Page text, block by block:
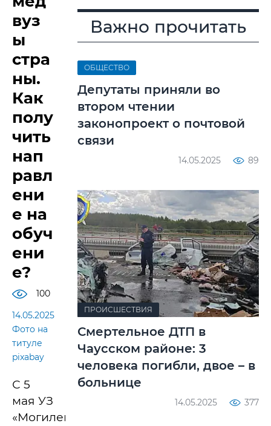
вуз
ы
стра
ны.
Как
полу
чить
нап
равл
ени
е на
обуч
ени
е?
100
14.05.2025
Фото на
титуле
pixabay
С 5
мая УЗ
«Могилевский
Важно прочитать
ОБЩЕСТВО
Депутаты приняли во
втором чтении
законопроект о почтовой
связи
14.05.2025 89
ПРОИСШЕСТВИЯ
Смертельное ДТП в
Чаусском районе: 3
человека погибли, двое – в
больнице
14.05.2025 377